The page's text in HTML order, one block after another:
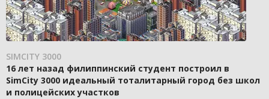
SIMCITY 3000
16 лет назад филиппинский студент построил в
SimCity 3000 идеальный тоталитарный город без школ
и полицейских участков